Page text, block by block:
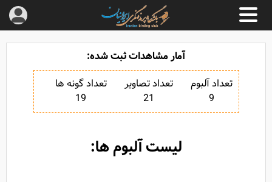
آمار مشاهدات ثبت شده:
تعداد آلبوم
9
تعداد تصاویر
21
تعداد گونه ها
19
لیست آلبوم ها: